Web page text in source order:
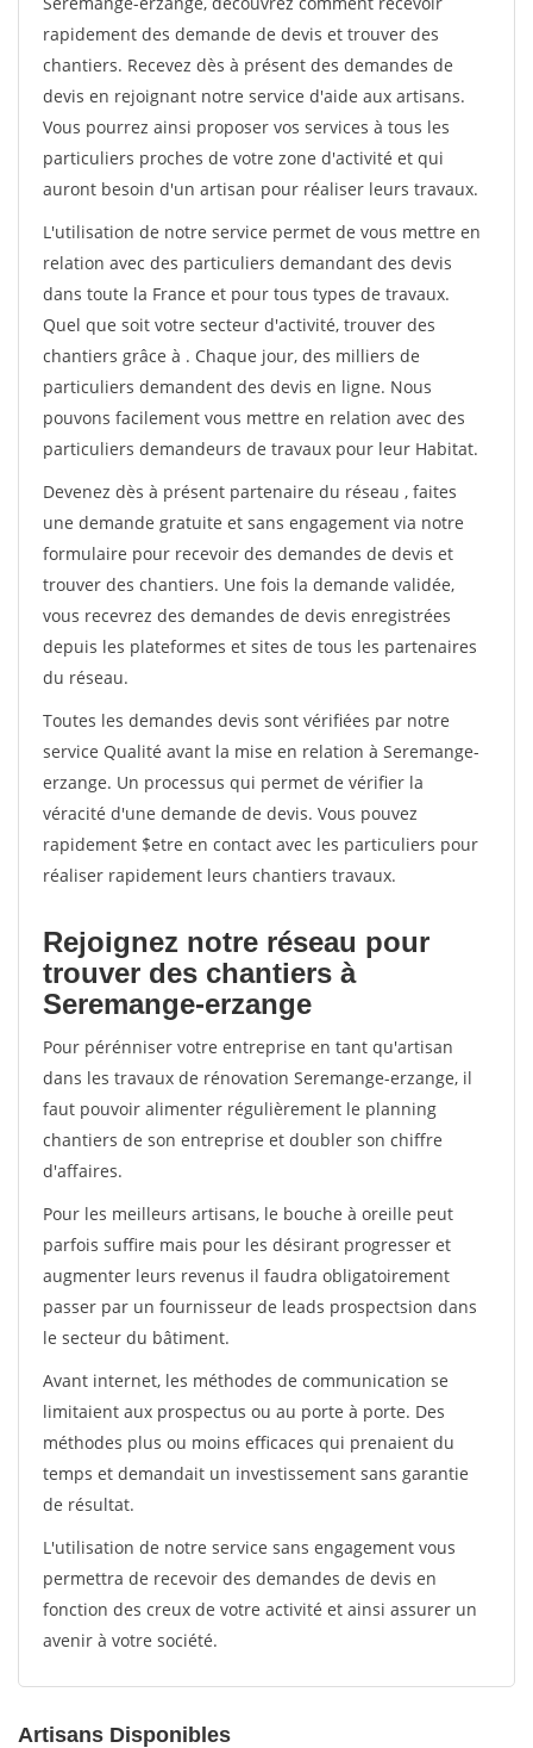
rapidement des demande de devis et trouver des
chantiers. Recevez dès à présent des demandes de
devis en rejoignant notre service d'aide aux artisans.
Vous pourrez ainsi proposer vos services à tous les
particuliers proches de votre zone d'activité et qui
auront besoin d'un artisan pour réaliser leurs travaux.
L'utilisation de notre service permet de vous mettre en
relation avec des particuliers demandant des devis
dans toute la France et pour tous types de travaux.
Quel que soit votre secteur d'activité, trouver des
chantiers grâce à . Chaque jour, des milliers de
particuliers demandent des devis en ligne. Nous
pouvons facilement vous mettre en relation avec des
particuliers demandeurs de travaux pour leur Habitat.
Devenez dès à présent partenaire du réseau , faites
une demande gratuite et sans engagement via notre
formulaire pour recevoir des demandes de devis et
trouver des chantiers. Une fois la demande validée,
vous recevrez des demandes de devis enregistrées
depuis les plateformes et sites de tous les partenaires
du réseau.
Toutes les demandes devis sont vérifiées par notre
service Qualité avant la mise en relation à Seremange-
erzange. Un processus qui permet de vérifier la
véracité d'une demande de devis. Vous pouvez
rapidement $etre en contact avec les particuliers pour
réaliser rapidement leurs chantiers travaux.
Rejoignez notre réseau pour
trouver des chantiers à
Seremange-erzange
Pour pérénniser votre entreprise en tant qu'artisan
dans les travaux de rénovation Seremange-erzange, il
faut pouvoir alimenter régulièrement le planning
chantiers de son entreprise et doubler son chiffre
d'affaires.
Pour les meilleurs artisans, le bouche à oreille peut
parfois suffire mais pour les désirant progresser et
augmenter leurs revenus il faudra obligatoirement
passer par un fournisseur de leads prospectsion dans
le secteur du bâtiment.
Avant internet, les méthodes de communication se
limitaient aux prospectus ou au porte à porte. Des
méthodes plus ou moins efficaces qui prenaient du
temps et demandait un investissement sans garantie
de résultat.
L'utilisation de notre service sans engagement vous
permettra de recevoir des demandes de devis en
fonction des creux de votre activité et ainsi assurer un
avenir à votre société.
Artisans Disponibles